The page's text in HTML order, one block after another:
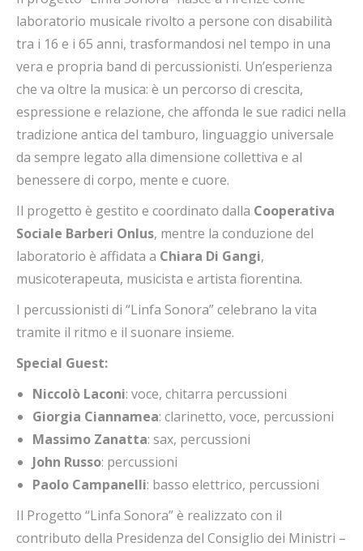
laboratorio musicale rivolto a persone con disabilità
tra i 16 e i 65 anni, trasformandosi nel tempo in una
vera e propria band di percussionisti. Un’esperienza
che va oltre la musica: è un percorso di crescita,
espressione e relazione, che affonda le sue radici nella
tradizione antica del tamburo, linguaggio universale
da sempre legato alla dimensione collettiva e al
benessere di corpo, mente e cuore.
Il progetto è gestito e coordinato dalla Cooperativa
Sociale Barberi Onlus, mentre la conduzione del
laboratorio è affidata a Chiara Di Gangi,
musicoterapeuta, musicista e artista fiorentina.
I percussionisti di “Linfa Sonora” celebrano la vita
tramite il ritmo e il suonare insieme.
Special Guest:
Niccolò Laconi: voce, chitarra percussioni
Giorgia Ciannamea: clarinetto, voce, percussioni
Massimo Zanatta: sax, percussioni
John Russo: percussioni
Paolo Campanelli: basso elettrico, percussioni
Il Progetto “Linfa Sonora” è realizzato con il
contributo della Presidenza del Consiglio dei Ministri –